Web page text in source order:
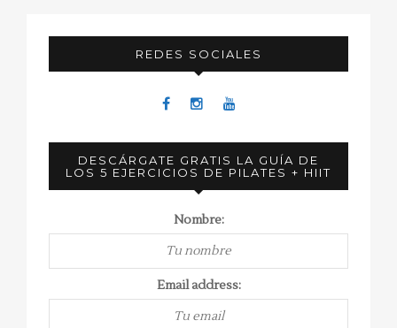
REDES SOCIALES
DESCÁRGATE GRATIS LA GUÍA DE
LOS 5 EJERCICIOS DE PILATES + HIIT
Nombre:
Email address: